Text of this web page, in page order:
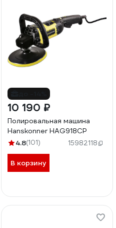
10 190 ₽
Полировальная машина
Hanskonner HAG918CP
4.8(101) 15982118
В корзину